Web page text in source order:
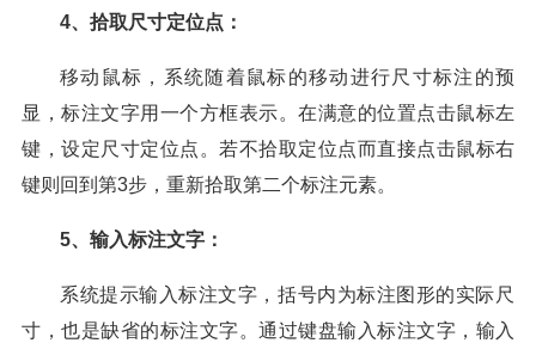
4、拾取尺寸定位点：
移动鼠标，系统随着鼠标的移动进行尺寸标注的预
显，标注文字用一个方框表示。在满意的位置点击鼠标左
键，设定尺寸定位点。若不拾取定位点而直接点击鼠标右
键则回到第3步，重新拾取第二个标注元素。
5、输入标注文字：
系统提示输入标注文字，括号内为标注图形的实际尺
寸，也是缺省的标注文字。通过键盘输入标注文字，输入